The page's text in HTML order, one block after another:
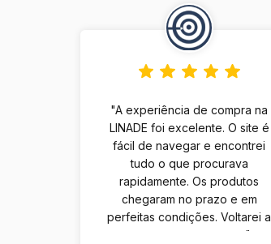
"A experiência de compra na
LINADE foi excelente. O site é
fácil de navegar e encontrei
tudo o que procurava
rapidamente. Os produtos
chegaram no prazo e em
perfeitas condições. Voltarei a
comprar com certeza."